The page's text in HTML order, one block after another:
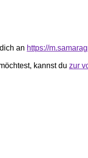
an https://
kannst du zur